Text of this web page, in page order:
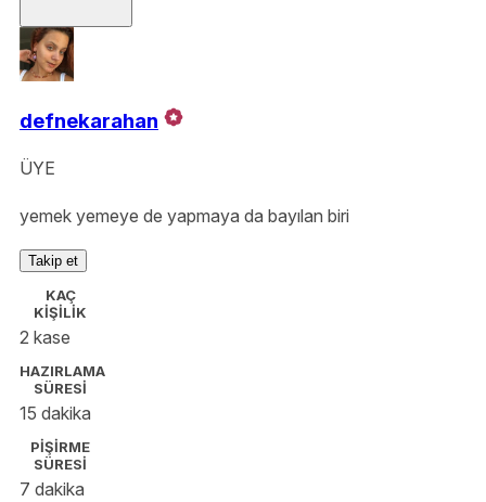
defnekarahan
ÜYE
yemek yemeye de yapmaya da bayılan biri
Takip et
KAÇ
KİŞİLİK
2 kase
HAZIRLAMA
SÜRESİ
15 dakika
PİŞİRME
SÜRESİ
7 dakika